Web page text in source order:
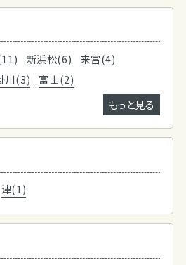
新浜松(6)
来宮(4)
川(3)
富士(2)
もっと見る
津(1)